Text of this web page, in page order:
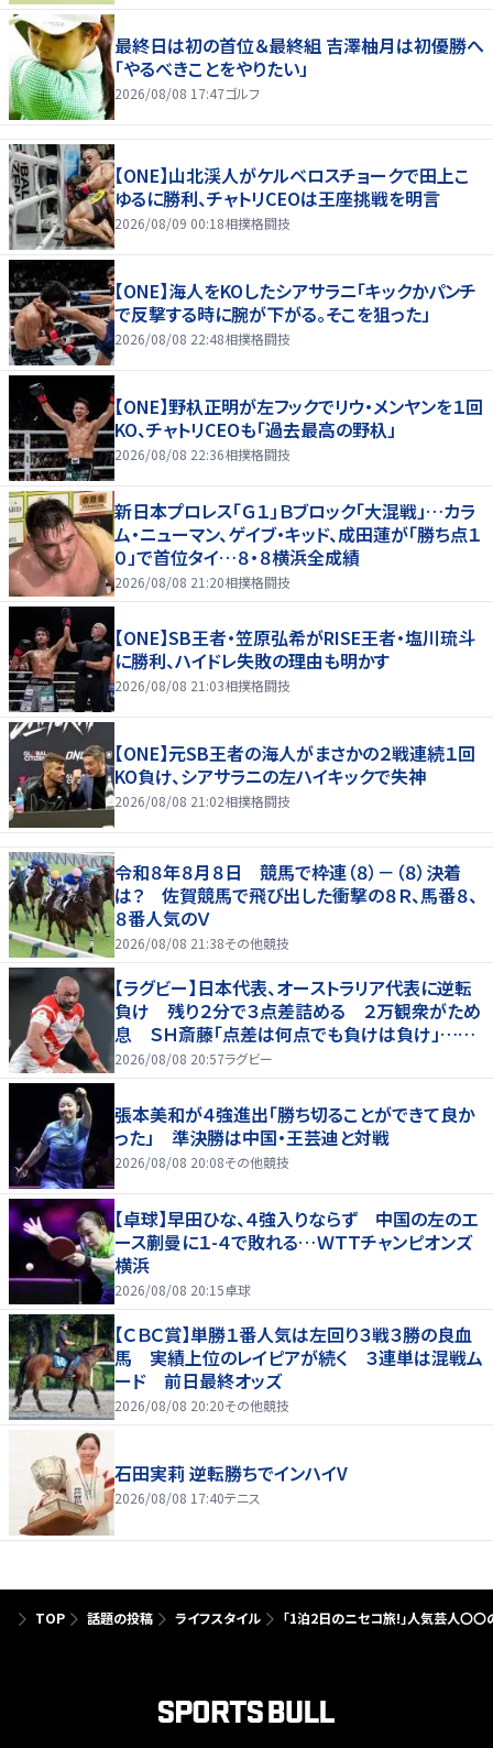
最終日は初の首位＆最終組 吉澤柚月は初優勝へ
「やるべきことをやりたい」
2026/08/08 17:47ゴルフ
【ONE】山北渓人がケルベロスチョークで田上こ
ゆるに勝利、チャトリCEOは王座挑戦を明言
2026/08/09 00:18相撲格闘技
【ONE】海人をKOしたシアサラニ「キックかパンチ
で反撃する時に腕が下がる。そこを狙った」
2026/08/08 22:48相撲格闘技
【ONE】野杁正明が左フックでリウ・メンヤンを１回
KO、チャトリCEOも「過去最高の野杁」
2026/08/08 22:36相撲格闘技
新日本プロレス「Ｇ１」Ｂブロック「大混戦」…カラ
ム・ニューマン、ゲイブ・キッド、成田蓮が「勝ち点１
０」で首位タイ…８・８横浜全成績
2026/08/08 21:20相撲格闘技
【ONE】SB王者・笠原弘希がRISE王者・塩川琉斗
に勝利、ハイドレ失敗の理由も明かす
2026/08/08 21:03相撲格闘技
【ONE】元SB王者の海人がまさかの２戦連続１回
KO負け、シアサラニの左ハイキックで失神
2026/08/08 21:02相撲格闘技
令和８年８月８日 競馬で枠連（８）－（８）決着
は？ 佐賀競馬で飛び出した衝撃の８Ｒ、馬番８、
８番人気のＶ
2026/08/08 21:38その他競技
【ラグビー】日本代表、オーストラリア代表に逆転
負け 残り２分で３点差詰める ２万観衆がため
息 ＳＨ斎藤「点差は何点でも負けは負け」…前
半にＳＯ伊藤龍が先制トライ、３２ー３５で惜敗
2026/08/08 20:57ラグビー
張本美和が４強進出「勝ち切ることができて良か
った」 準決勝は中国・王芸迪と対戦
2026/08/08 20:08その他競技
【卓球】早田ひな、４強入りならず 中国の左のエ
ース蒯曼に１-４で敗れる…ＷＴＴチャンピオンズ
横浜
2026/08/08 20:15卓球
【ＣＢＣ賞】単勝１番人気は左回り３戦３勝の良血
馬 実績上位のレイピアが続く ３連単は混戦ム
ード 前日最終オッズ
2026/08/08 20:20その他競技
石田実莉 逆転勝ちでインハイV
2026/08/08 17:40テニス
TOP 話題の投稿 ライフスタイル 「1泊2日のニセコ旅!」人気芸人〇